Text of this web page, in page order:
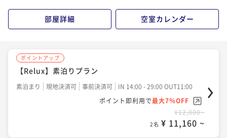
部屋詳細 空室カレンダー
ポイントアップ
【Relux】素泊りプラン
素泊まり 現地決済可 事前決済可
IN 14:00 - 29:00 OUT11:00
ポイント即利用で最大7％OFF
¥12,000~
2名 ¥ 11,160 ~